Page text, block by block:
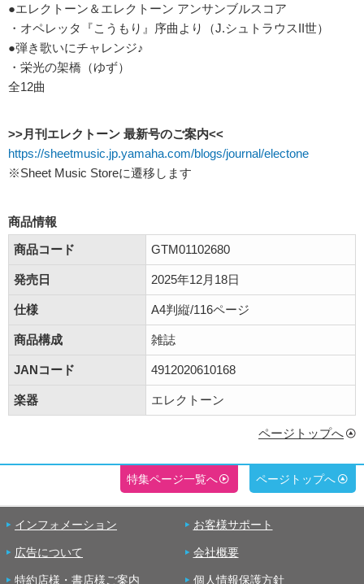
●エレクトーン＆エレクトーン アンサンブルスコア
・オペレッタ『こうもり』序曲より（J.シュトラウスII世）
●弾き歌いにチャレンジ♪
・栄光の架橋（ゆず）
全12曲
>>月刊エレクトーン 最新号のご案内<<
https://sheetmusic.jp.yamaha.com/blogs/journal/electone
※Sheet Music Storeに遷移します
商品情報
商品コード
GTM01102680
発売日 2025年12月18日
仕様 A4判縦/116ページ
商品構成 雑誌
JANコード 4912020610168
楽器 エレクトーン
ページトップへ
特集ページ一覧へ ページトップへ
インフォメーション お客様サポート
広告について 会社概要
特約店様・書店様ご案内 個人情報保護方針